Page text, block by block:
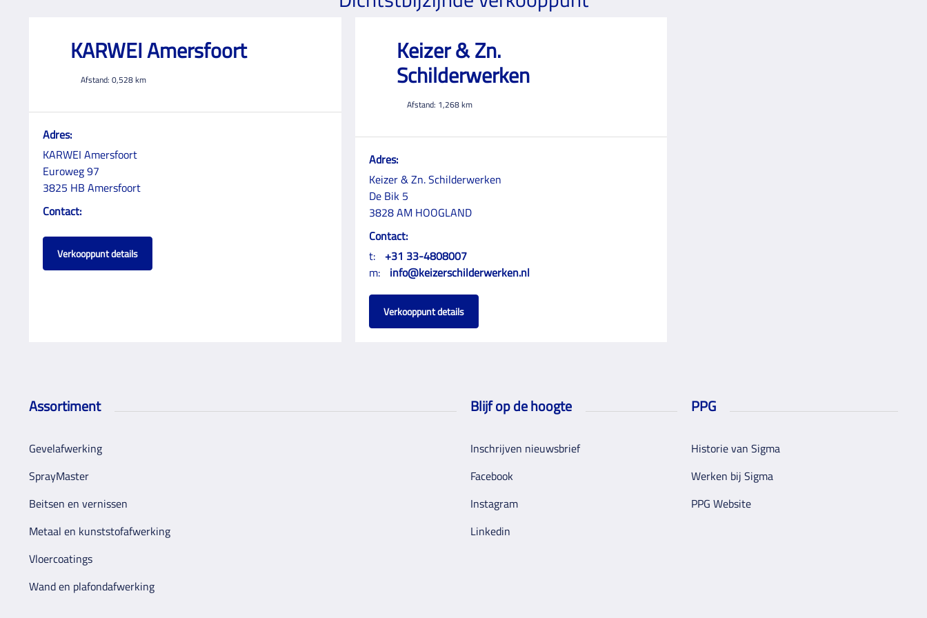
KARWEI Amersfoort
Afstand: 0,528km
Adres:
KARWEI Amersfoort
Euroweg 97
3825 HB Amersfoort
Contact:
Verkooppunt details
Keizer & Zn.
Schilderwerken
Afstand: 1,268km
Adres:
Keizer & Zn. Schilderwerken
De Bik 5
3828 AM HOOGLAND
Contact:
t: +31 33-4808007
m:
info@keizerschilderwerken.nl
Verkooppunt details
Assortiment
Gevelafwerking
SprayMaster
Beitsen en vernissen
Metaal en kunststofafwerking
Vloercoatings
Wand en plafondafwerking
Blijf op de hoogte
Inschrijven nieuwsbrief
Facebook
Instagram
Linkedin
PPG
Historie van Sigma
Werken bij Sigma
PPG Website